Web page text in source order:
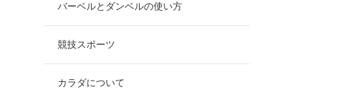
バーベルとダンベルの使い方
競技スポーツ
カラダについて